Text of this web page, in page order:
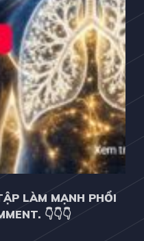
LÀM MẠNH PHỔI
👇👇👇